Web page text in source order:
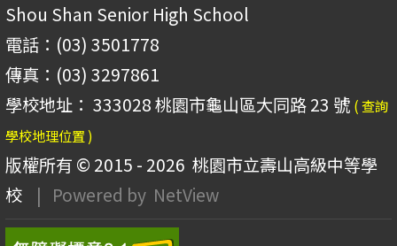
Shou Shan Senior High School
電話：(03) 3501778
傳真：(03) 3297861
學校地址： 333028 桃園市龜山區大同路 23 號 ( 查詢
學校地理位置 )
版權所有 © 2015 - 2026 桃園市立壽山高級中等學
校
| Powered by NetView